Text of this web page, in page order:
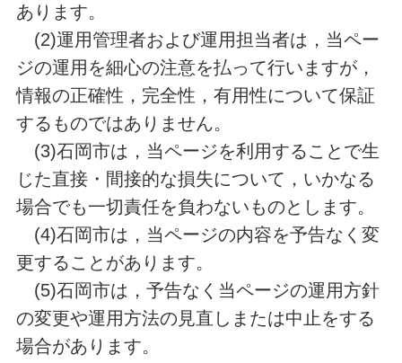
あります。
(2)運用管理者および運用担当者は，当ペー
ジの運用を細心の注意を払って行いますが，
情報の正確性，完全性，有用性について保証
するものではありません。
(3)石岡市は，当ページを利用することで生
じた直接・間接的な損失について，いかなる
場合でも一切責任を負わないものとします。
(4)石岡市は，当ページの内容を予告なく変
更することがあります。
(5)石岡市は，予告なく当ページの運用方針
の変更や運用方法の見直しまたは中止をする
場合があります。